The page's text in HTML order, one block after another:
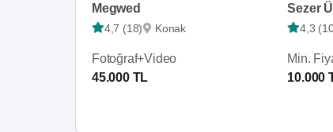
Megwed
4,7 (18) Konak
Fotoğraf+Video
45.000 TL
Sezer
4,3
Min.
10.000